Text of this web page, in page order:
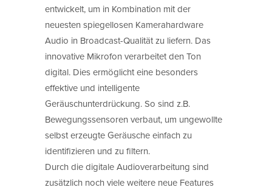
entwickelt, um in Kombination mit der
neuesten spiegellosen Kamerahardware
Audio in Broadcast-Qualität zu liefern. Das
innovative Mikrofon verarbeitet den Ton
digital. Dies ermöglicht eine besonders
effektive und intelligente
Geräuschunterdrückung. So sind z.B.
Bewegungssensoren verbaut, um ungewollte
selbst erzeugte Geräusche einfach zu
identifizieren und zu filtern.
Durch die digitale Audioverarbeitung sind
zusätzlich noch viele weitere neue Features